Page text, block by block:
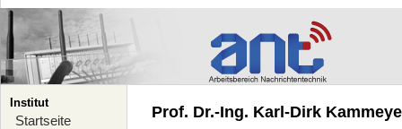
Institut
Startseite
Prof. Dr.-Ing. Karl-Dirk